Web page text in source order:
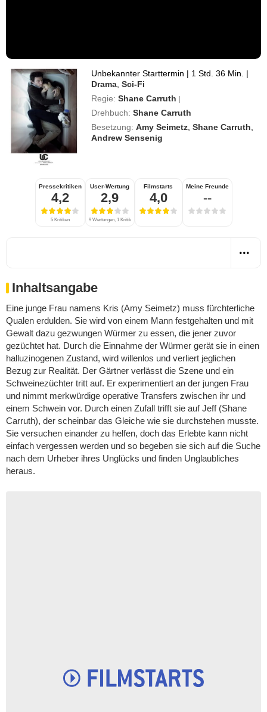
Unbekannter Starttermin | 1 Std. 36 Min. |
Drama ,Sci-Fi
Regie: Shane Carruth |
Drehbuch: Shane Carruth
Besetzung: Amy Seimetz ,Shane Carruth
Andrew Sensenig
Pressekritiken
4,2
5 Kritiken
User-Wertung
2,9
9 Wertungen, 1 Kritik
Filmstarts
4,0
Meine Freunde
--
Inhaltsangabe
Eine junge Frau namens Kris (Amy Seimetz) muss fürchterliche
Qualen erdulden. Sie wird von einem Mann festgehalten und mit
Gewalt dazu gezwungen Würmer zu essen, die jener zuvor
gezüchtet hat. Durch die Einnahme der Würmer gerät sie in einen
halluzinogenen Zustand, wird willenlos und verliert jeglichen
Bezug zur Realität. Der Gärtner verlässt die Szene und ein
Schweinezüchter tritt auf. Er experimentiert an der jungen Frau
und nimmt merkwürdige operative Transfers zwischen ihr und
einem Schwein vor. Durch einen Zufall trifft sie auf Jeff (Shane
Carruth), der scheinbar das Gleiche wie sie durchstehen musste.
Sie versuchen einander zu helfen, doch das Erlebte kann nicht
einfach vergessen werden und so begeben sie sich auf die Suche
nach dem Urheber ihres Unglücks und finden Unglaubliches
heraus.